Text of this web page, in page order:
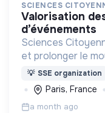
SCIENCES
valorisation des sciences et organisation
d’événements
Sciences
et prolonger le
réappropriation
science, afin de
commun.
💡 SSE organization
Paris, France
a month ago